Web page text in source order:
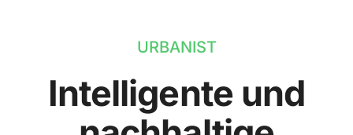
URBANIST
Intelligente und